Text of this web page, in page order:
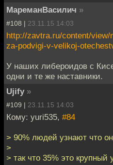
МареманВасилич »
#108 | 23.11.15 14:03
http://zavtra.ru/content/
za-podvigi-v-velikoj-
У наших либероидов с
одни и те же наставники.
Ujify »
#109 | 23.11.15 14:03
Кому: yuri535, #84
> 90% людей узнают что
>
> так что 35% это крупный